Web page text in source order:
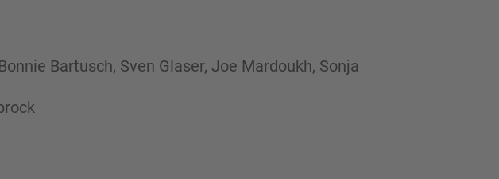
Bartusch, Sven Glaser, Joe Mardoukh, Sonja